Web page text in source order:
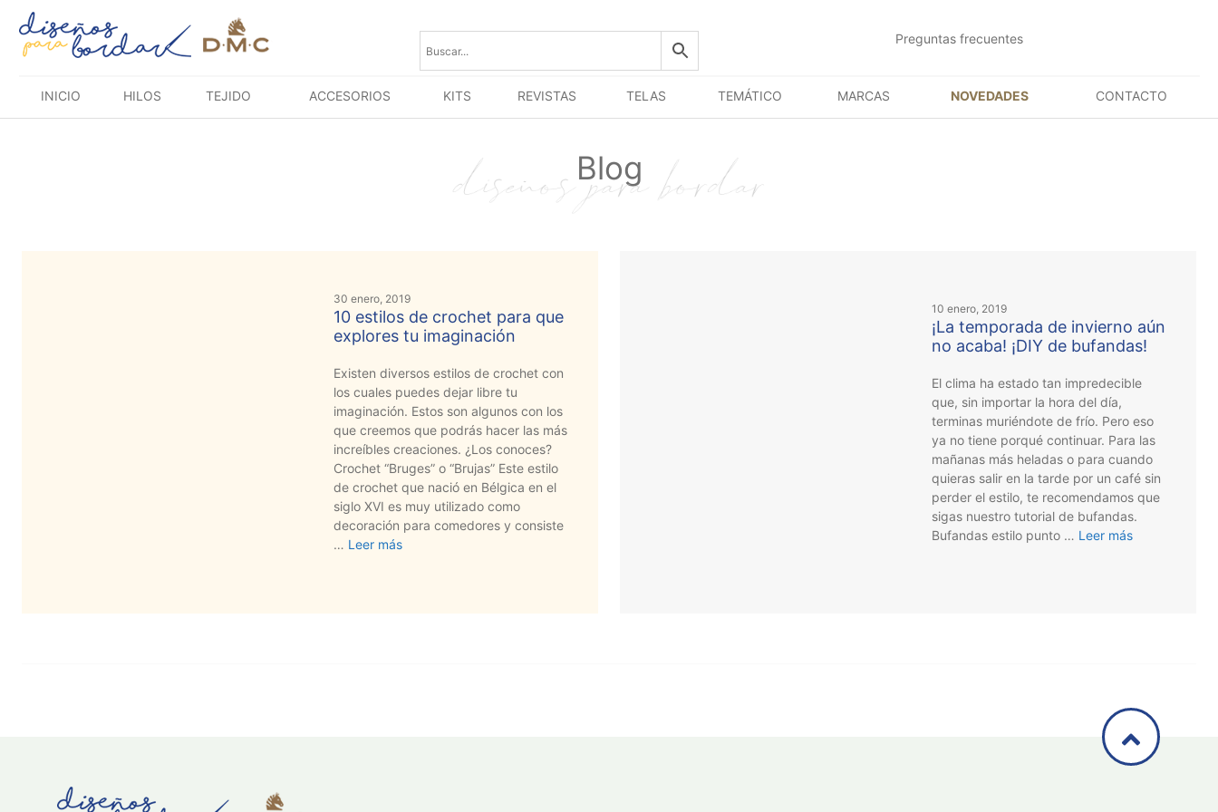
Saltar
contenido
Preguntas frecuentes
INICIO HILOS TEJIDO ACCESORIOS KITS REVISTAS TELAS TEMÁTICO MARCAS NOVEDADES CONTACTO
Blog
30 enero, 2019
10 estilos de crochet para que
explores tu imaginación
Existen diversos estilos de crochet con
los cuales puedes dejar libre tu
imaginación. Estos son algunos con los
que creemos que podrás hacer las más
increíbles creaciones. ¿Los conoces?
Crochet “Bruges” o “Brujas” Este estilo
de crochet que nació en Bélgica en el
siglo XVI es muy utilizado como
decoración para comedores y consiste
… Leer más
10 enero, 2019
¡La temporada de invierno aún
no acaba! ¡DIY de bufandas!
El clima ha estado tan impredecible
que, sin importar la hora del día,
terminas muriéndote de frío. Pero eso
ya no tiene porqué continuar. Para las
mañanas más heladas o para cuando
quieras salir en la tarde por un café sin
perder el estilo, te recomendamos que
sigas nuestro tutorial de bufandas.
Bufandas estilo punto … Leer más